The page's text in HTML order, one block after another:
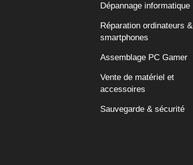
Dépannage informatique
Réparation ordinateurs &
smartphones
Assemblage PC Gamer
Vente de matériel et
accessoires
Sauvegarde & sécurité